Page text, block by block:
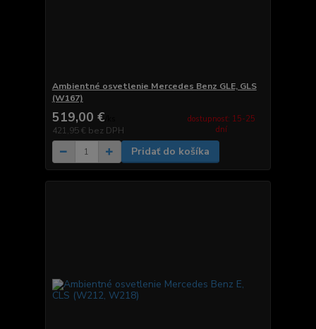
Ambientné osvetlenie Mercedes Benz GLE, GLS
(W167)
519,00 €
421,95 € bez DPH
dostupnosť: 15-25
dní
Pridať do košíka